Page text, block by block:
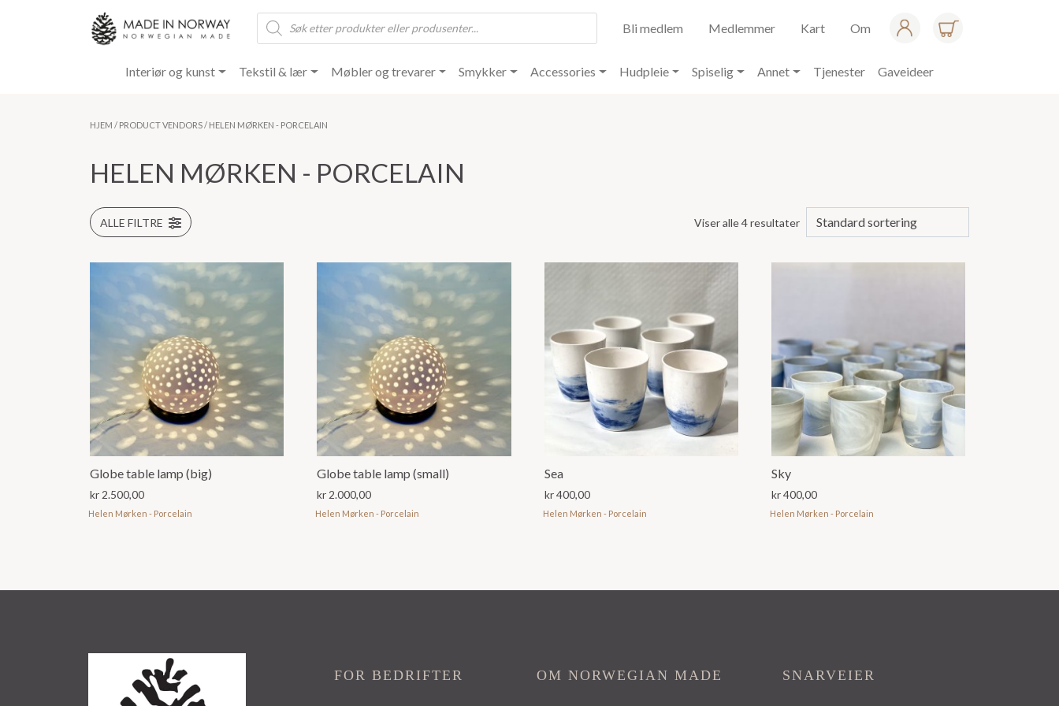
Products
search
Bli medlem Medlemmer Kart Om
Interiør og kunst Tekstil & lær Møbler og trevarer Smykker Accessories Hudpleie Spiselig Annet Tjenester Gaveideer
HJEM / PRODUCT VENDORS / HELEN MØRKEN - PORCELAIN
HELEN MØRKEN - PORCELAIN
ALLE FILTRE Viser alle 4 resultater
Globe table lamp (big)
kr 2.500,00
Helen Mørken - Porcelain
Globe table lamp (small)
kr 2.000,00
Helen Mørken - Porcelain
Sea
kr400,00
Helen Mørken - Porcelain
Sky
kr400,00
Helen Mørken - Porcelain
FOR BEDRIFTER OM NORWEGIAN MADE SNARVEIER